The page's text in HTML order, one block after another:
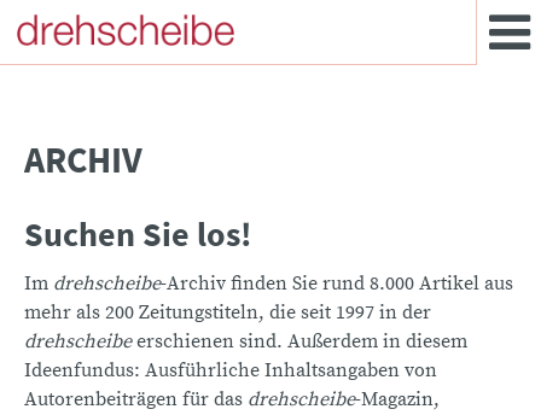
ARCHIV
Suchen Sie los!
Im drehscheibe-Archiv finden Sie rund 8.000 Artikel aus
mehr als 200 Zeitungstiteln, die seit 1997 in der
drehscheibeerschienen sind. Außerdem in diesem
Ideenfundus: Ausführliche Inhaltsangaben von
Autorenbeiträgen für das drehscheibe-Magazin,